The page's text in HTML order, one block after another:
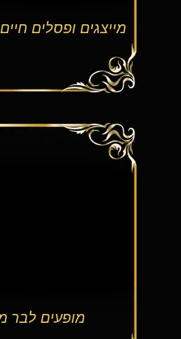
ופסלים חיים לבר מצווה
מופעים לבר מצווה